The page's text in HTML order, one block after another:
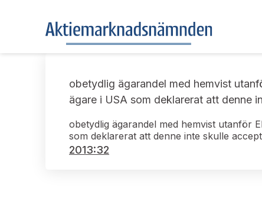
obetydlig ägarandel med hemvist
ägare i USA som deklarerat att denne
obetydlig ägarandel med hemvist utanför
som deklarerat att denne inte skulle
2013:32